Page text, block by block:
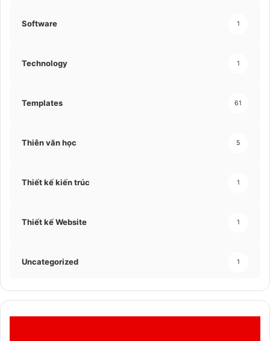
Software 1
Technology 1
Templates 61
Thiên văn học 5
Thiết kế kiến trúc 1
Thiết kế Website 1
Uncategorized 1